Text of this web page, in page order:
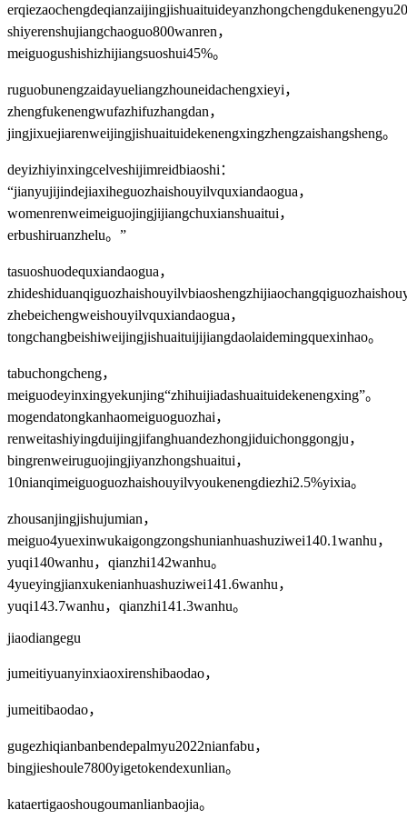
shiyerenshujiangchaoguo800wanren，
meiguogushishizhijiangsuoshui45%。
ruguobunengzaidayueliangzhouneidachengxieyi，
zhengfukenengwufazhifuzhangdan，
jingjixuejiarenweijingjishuaituidekenengxingzhengzaishangsheng。
deyizhiyinxingcelveshijimreidbiaoshi：
“jianyujijindejiaxiheguozhaishouyilvquxiandaogua，
womenrenweimeiguojingjijiangchuxianshuaitui，
erbushiruanzhelu。”
tasuoshuodequxiandaogua，
zhebeichengweishouyilvquxiandaogua，
tongchangbeishiweijingjishuaituijijiangdaolaidemingquexinhao。
tabuchongcheng，
meiguodeyinxingyekunjing“zhihuijiadashuaituidekenengxing”。
mogendatongkanhaomeiguoguozhai，
renweitashiyingduijingjifanghuandezhongjiduichonggongju，
bingrenweiruguojingjiyanzhongshuaitui，
10nianqimeiguoguozhaishouyilvyoukenengdiezhi2.5%yixia。
zhousanjingjishujumian，
meiguo4yuexinwukaigongzongshunianhuashuziwei140.1wanhu，
yuqi140wanhu，qianzhi142wanhu。
4yueyingjianxukenianhuashuziwei141.6wanhu，
yuqi143.7wanhu，qianzhi141.3wanhu。
jiaodiangegu
jumeitiyuanyinxiaoxirenshibaodao，
jumeitibaodao，
gugezhiqianbanbendepalmyu2022nianfabu，
bingjieshoule7800yigetokendexunlian。
kataertigaoshougoumanlianbaojia。